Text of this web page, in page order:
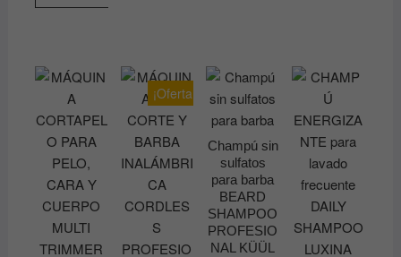
¡Oferta!
Champú sin
sulfatos
para barba
BEARD
SHAMPOO
PROFESIO
NAL KÜÜL